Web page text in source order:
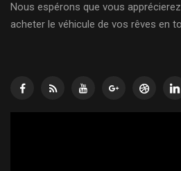
Nous espérons que vous
acheter le véhicule de vos rêves en